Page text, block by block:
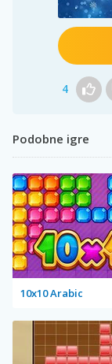
4
Podobne igre
10x10 Arabic